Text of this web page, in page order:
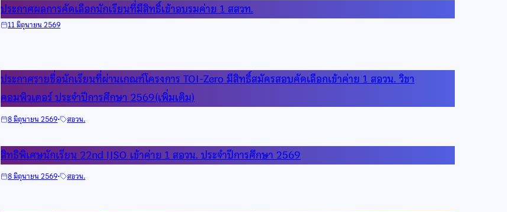
ประกาศผลการคัดเลือกนักเรียนที่มีสิทธิ์เข้าอบรมค่าย 1 สสวท.
11 มิถุนายน 2569
ประกาศรายชื่อนักเรียนที่ผ่านเกณฑ์โครงการ TOI-Zero มีสิทธิ์สมัครสอบคัดเลือกเข้าค่าย 1 สอวน. วิชา
คอมพิวเตอร์ ประจำปีการศึกษา 2569(เพิ่มเติม)
8 มิถุนายน 2569· สอวน.
สิทธิพิเศษนักเรียน 22nd IJSO เข้าค่าย 1 สอวน. ประจำปีการศึกษา 2569
8 มิถุนายน 2569· สอวน.